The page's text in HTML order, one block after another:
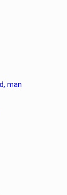
man